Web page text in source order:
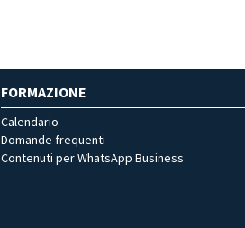
FORMAZIONE
Calendario
Domande frequenti
Contenuti per WhatsApp Business